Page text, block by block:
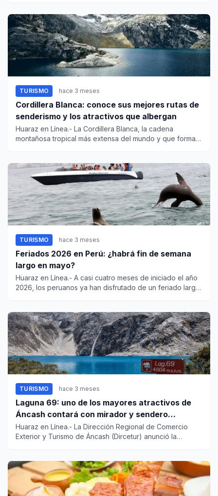
TURISMO hace 3 meses
Cordillera Blanca: conoce sus mejores rutas de
senderismo y los atractivos que albergan
Huaraz en Línea.- La Cordillera Blanca, la cadena
montañosa tropical más extensa del mundo y que forma
TURISMO hace 3 meses
Feriados 2026 en Perú: ¿habrá fin de semana
largo en mayo?
Huaraz en Línea.- A casi cuatro meses de iniciado el año
2026, los peruanos ya han disfrutado de un feriado largo
TURISMO hace 3 meses
Laguna 69: uno de los mayores atractivos de
Áncash contará con mirador y sendero
turístico
Huaraz en Línea.- La Dirección Regional de Comercio
Exterior y Turismo de Áncash (Dircetur) anunció la